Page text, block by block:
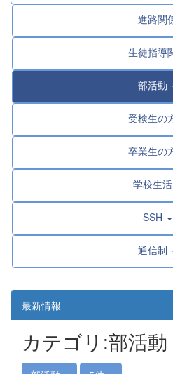
進路関
生徒指導
部活動
受検生の
卒業生の
学校生活
SSH
通信制
最新情報
カテゴリ:部活動